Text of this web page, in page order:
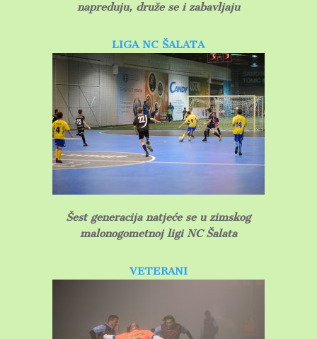
napreduju, druže se i zabavljaju
LIGA NC ŠALATA
Šest generacija natjeće se u zimskog
malonogometnoj ligi NC Šalata
VETERANI